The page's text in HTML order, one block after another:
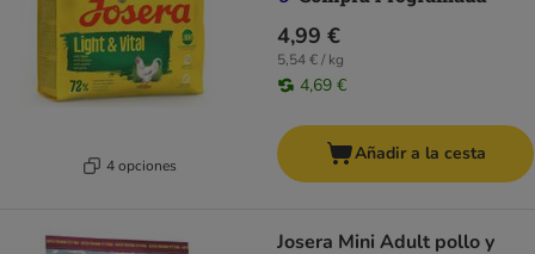
4 opciones
4,99 €
5,54 € / kg
4,69 €
Añadir a la cesta
Josera Mini Adult pollo y